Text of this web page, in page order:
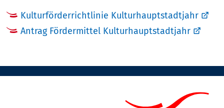
Kulturförderrichtlinie Kulturhauptstadtjahr
Antrag Fördermittel Kulturhauptstadtjahr